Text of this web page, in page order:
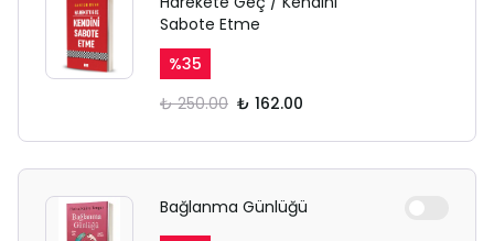
Sabote Etme
%35
₺ 250.00 ₺ 162.00
Bağlanma Günlüğü